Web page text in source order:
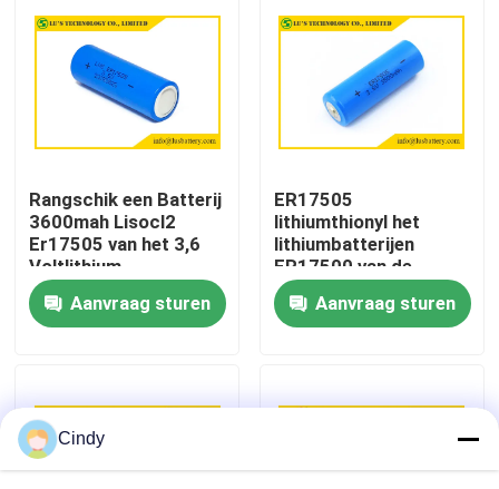
Fabrieksreis
Kwaliteitscontrole
Contacteer ons
Nieuws
Lithiumthionyl Chloridebatterij
Het Dioxydebatterij van het lithiummangaan
Rangschik een Batterij
3600mah Lisocl2
Er17505 van het 3,6
Voltlithium
Aanvraag sturen
ER17505
lithiumthionyl het
lithiumbatterijen
ER17500 van de
Chloridebatterij 3.6V
3400mah een
Groottelisocl2
Aanvraag sturen
Cindy